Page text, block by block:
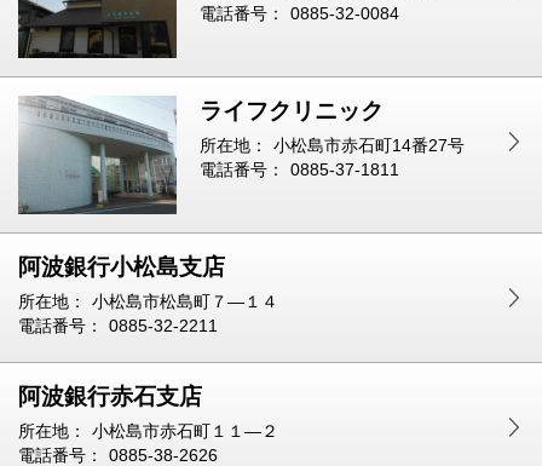
電話番号：
0885-32-0084
ライフクリニック
所在地：
小松島市赤石町14番27号
電話番号：
0885-37-1811
阿波銀行小松島支店
所在地：
小松島市松島町７—１４
電話番号：
0885-32-2211
阿波銀行赤石支店
所在地：
小松島市赤石町１１—２
電話番号：
0885-38-2626